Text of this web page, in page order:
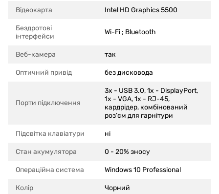
Відеокарта Intel HD Graphics 5500
Бездротові
інтерфейси
Wi-Fi ; Bluetooth
Веб-камера так
Оптичний привід без дисковода
Порти підключення
3x - USB 3.0, 1x - DisplayPort,
1x - VGA, 1х - RJ-45,
кардрідер, комбінований
роз’єм для гарнітури
Підсвітка клавіатури ні
Стан акумулятора 0 - 20% зносу
Операційна система Windows 10 Professional
Колір Чорний